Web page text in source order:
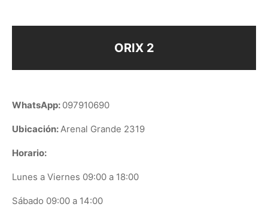
ORIX 2
WhatsApp: 097910690
Ubicación:Arenal Grande 2319
Horario:
Lunes a Viernes 09:00 a 18:00
Sábado 09:00 a 14:00